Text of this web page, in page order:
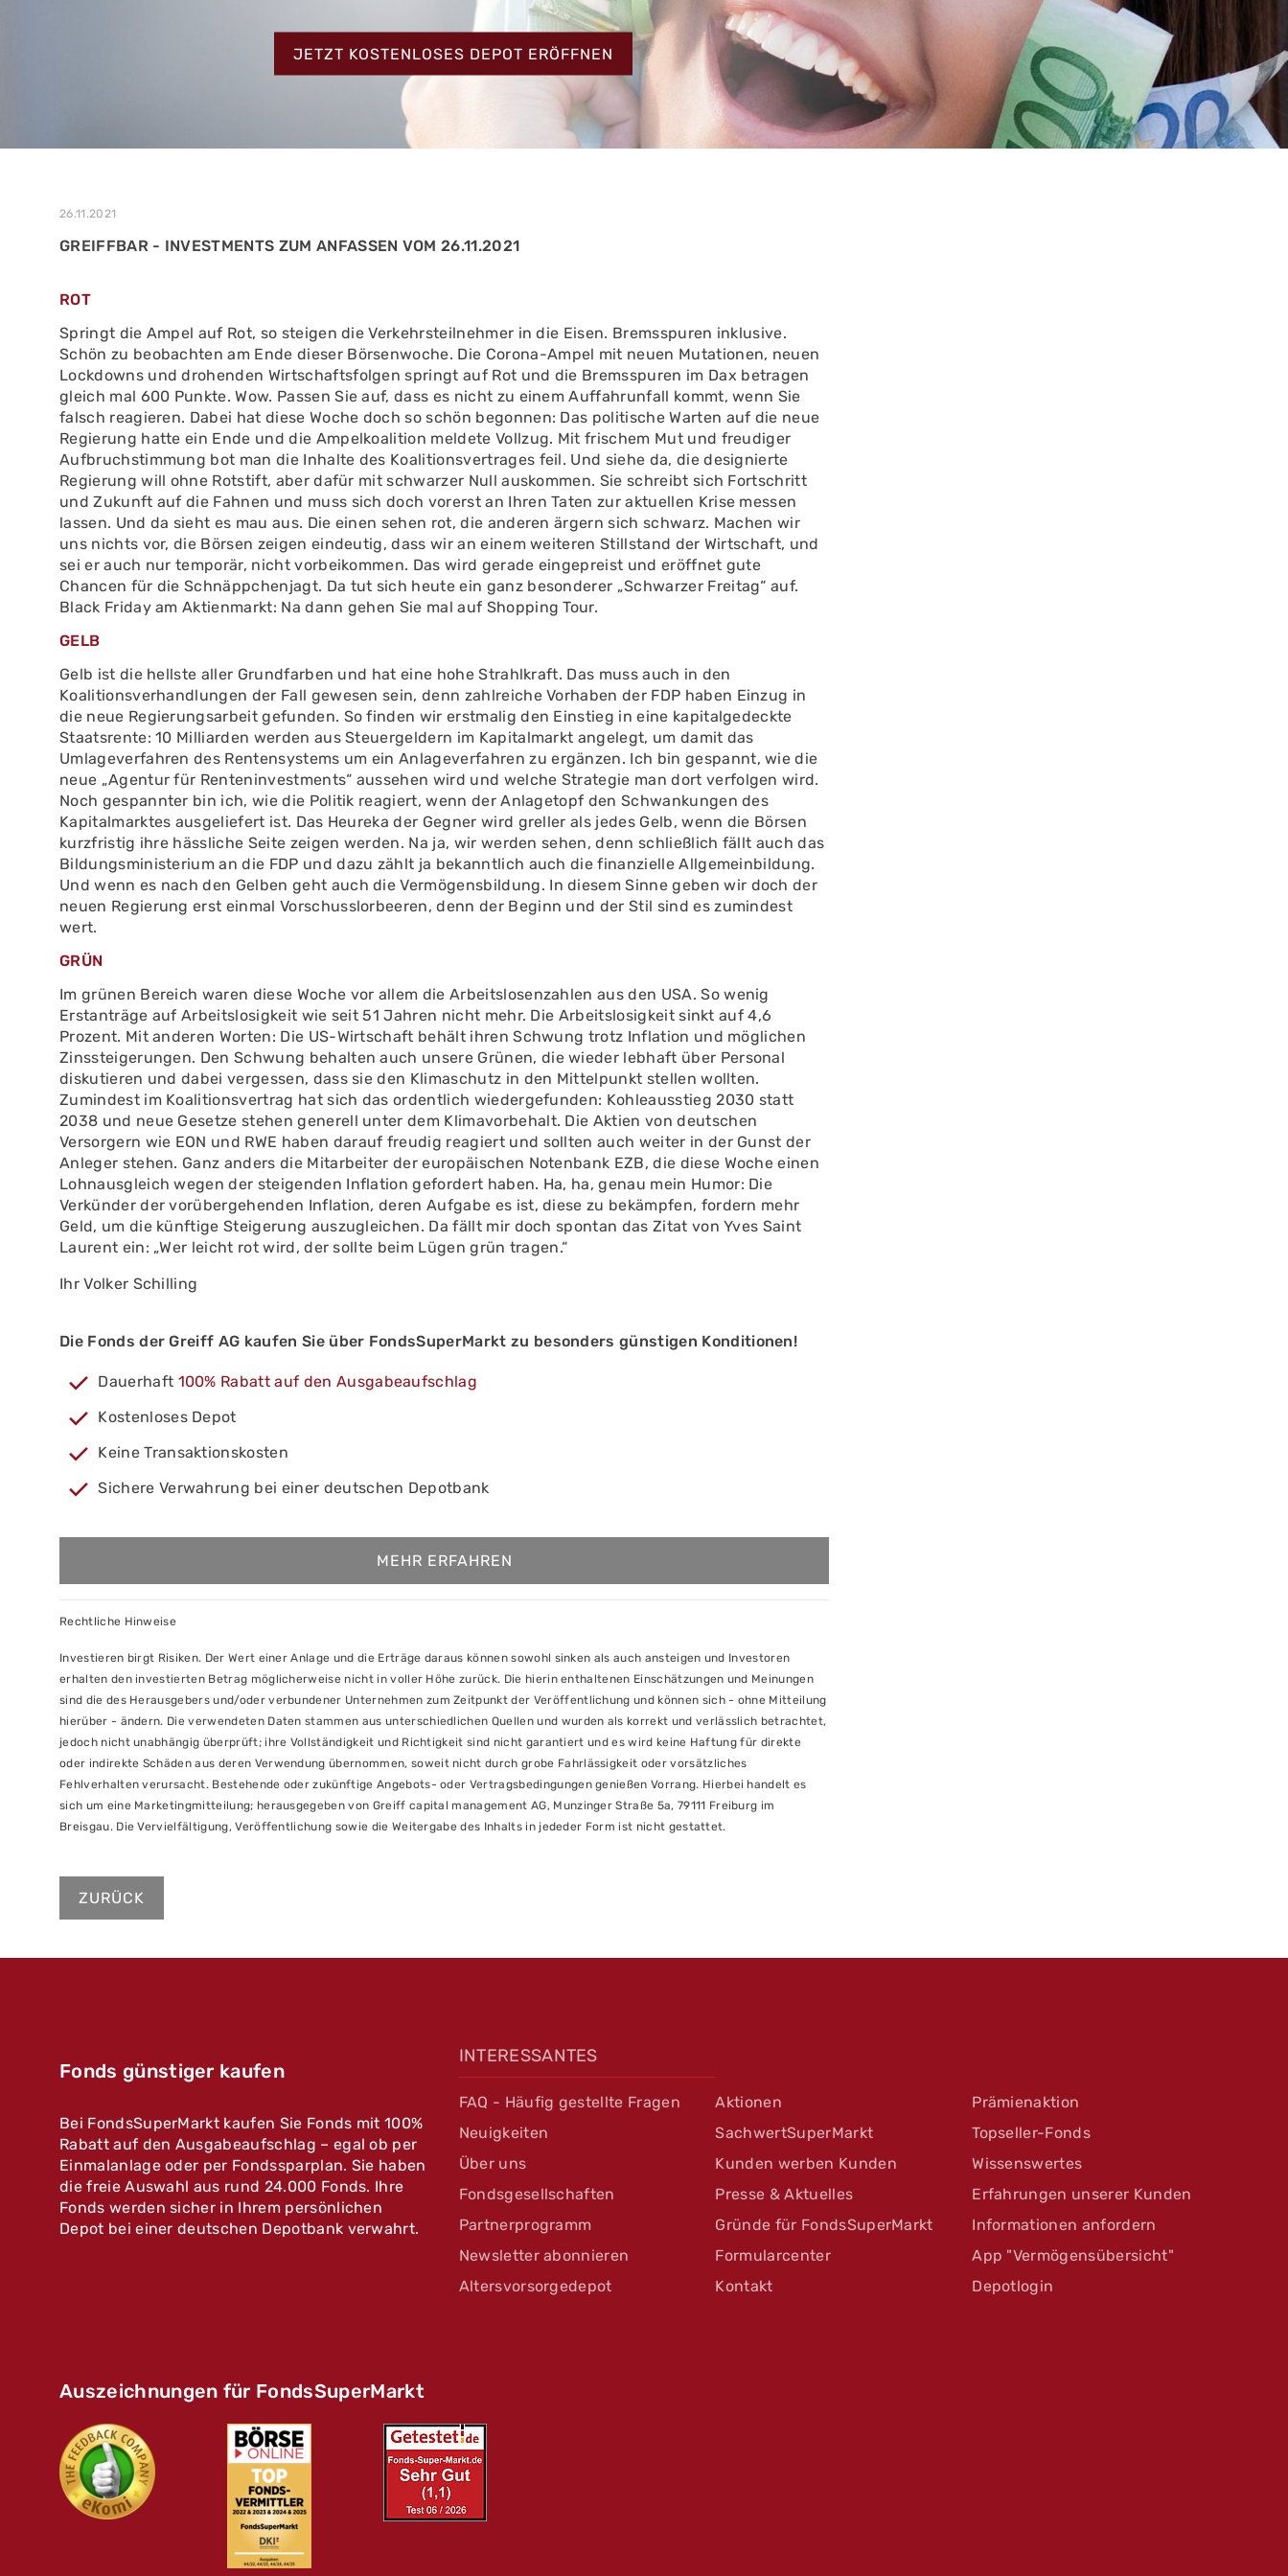
JETZT KOSTENLOSES DEPOT ERÖFFNEN
MEHR ERFAHREN
ZUM TESTBERICHT
MEHR ERFAHREN
26.11.2021
GREIFFBAR - INVESTMENTS ZUM ANFASSEN VOM 26.11.2021
ROT
Springt die Ampel auf Rot, so steigen die Verkehrsteilnehmer in die Eisen. Bremsspuren inklusive.
Schön zu beobachten am Ende dieser Börsenwoche. Die Corona-Ampel mit neuen Mutationen, neuen
Lockdowns und drohenden Wirtschaftsfolgen springt auf Rot und die Bremsspuren im Dax betragen
gleich mal 600 Punkte. Wow. Passen Sie auf, dass es nicht zu einem Auffahrunfall kommt, wenn Sie
falsch reagieren. Dabei hat diese Woche doch so schön begonnen: Das politische Warten auf die neue
Regierung hatte ein Ende und die Ampelkoalition meldete Vollzug. Mit frischem Mut und freudiger
Aufbruchstimmung bot man die Inhalte des Koalitionsvertrages feil. Und siehe da, die designierte
Regierung will ohne Rotstift, aber dafür mit schwarzer Null auskommen. Sie schreibt sich Fortschritt
und Zukunft auf die Fahnen und muss sich doch vorerst an Ihren Taten zur aktuellen Krise messen
lassen. Und da sieht es mau aus. Die einen sehen rot, die anderen ärgern sich schwarz. Machen wir
uns nichts vor, die Börsen zeigen eindeutig, dass wir an einem weiteren Stillstand der Wirtschaft, und
sei er auch nur temporär, nicht vorbeikommen. Das wird gerade eingepreist und eröffnet gute
Chancen für die Schnäppchenjagt. Da tut sich heute ein ganz besonderer „Schwarzer Freitag“ auf.
Black Friday am Aktienmarkt: Na dann gehen Sie mal auf Shopping Tour.
GELB
Gelb ist die hellste aller Grundfarben und hat eine hohe Strahlkraft. Das muss auch in den
Koalitionsverhandlungen der Fall gewesen sein, denn zahlreiche Vorhaben der FDP haben Einzug in
die neue Regierungsarbeit gefunden. So finden wir erstmalig den Einstieg in eine kapitalgedeckte
Staatsrente: 10 Milliarden werden aus Steuergeldern im Kapitalmarkt angelegt, um damit das
Umlageverfahren des Rentensystems um ein Anlageverfahren zu ergänzen. Ich bin gespannt, wie die
neue „Agentur für Renteninvestments“ aussehen wird und welche Strategie man dort verfolgen wird.
Noch gespannter bin ich, wie die Politik reagiert, wenn der Anlagetopf den Schwankungen des
Kapitalmarktes ausgeliefert ist. Das Heureka der Gegner wird greller als jedes Gelb, wenn die Börsen
kurzfristig ihre hässliche Seite zeigen werden. Na ja, wir werden sehen, denn schließlich fällt auch das
Bildungsministerium an die FDP und dazu zählt ja bekanntlich auch die finanzielle Allgemeinbildung.
Und wenn es nach den Gelben geht auch die Vermögensbildung. In diesem Sinne geben wir doch der
neuen Regierung erst einmal Vorschusslorbeeren, denn der Beginn und der Stil sind es zumindest
wert.
GRÜN
Im grünen Bereich waren diese Woche vor allem die Arbeitslosenzahlen aus den USA. So wenig
Erstanträge auf Arbeitslosigkeit wie seit 51 Jahren nicht mehr. Die Arbeitslosigkeit sinkt auf 4,6
Prozent. Mit anderen Worten: Die US-Wirtschaft behält ihren Schwung trotz Inflation und möglichen
Zinssteigerungen. Den Schwung behalten auch unsere Grünen, die wieder lebhaft über Personal
diskutieren und dabei vergessen, dass sie den Klimaschutz in den Mittelpunkt stellen wollten.
Zumindest im Koalitionsvertrag hat sich das ordentlich wiedergefunden: Kohleausstieg 2030 statt
2038 und neue Gesetze stehen generell unter dem Klimavorbehalt. Die Aktien von deutschen
Versorgern wie EON und RWE haben darauf freudig reagiert und sollten auch weiter in der Gunst der
Anleger stehen. Ganz anders die Mitarbeiter der europäischen Notenbank EZB, die diese Woche einen
Lohnausgleich wegen der steigenden Inflation gefordert haben. Ha, ha, genau mein Humor: Die
Verkünder der vorübergehenden Inflation, deren Aufgabe es ist, diese zu bekämpfen, fordern mehr
Geld, um die künftige Steigerung auszugleichen. Da fällt mir doch spontan das Zitat von Yves Saint
Laurent ein: „Wer leicht rot wird, der sollte beim Lügen grün tragen.“
Ihr Volker Schilling
Die Fonds der Greiff AG kaufen Sie über FondsSuperMarkt zu besonders günstigen Konditionen!
Dauerhaft 100% Rabatt auf den Ausgabeaufschlag
Kostenloses Depot
Keine Transaktionskosten
Sichere Verwahrung bei einer deutschen Depotbank
MEHR ERFAHREN
Rechtliche Hinweise
Investieren birgt Risiken. Der Wert einer Anlage und die Erträge daraus können sowohl sinken als auch ansteigen und Investoren
erhalten den investierten Betrag möglicherweise nicht in voller Höhe zurück. Die hierin enthaltenen Einschätzungen und Meinungen
sind die des Herausgebers und/oder verbundener Unternehmen zum Zeitpunkt der Veröffentlichung und können sich - ohne Mitteilung
hierüber - ändern. Die verwendeten Daten stammen aus unterschiedlichen Quellen und wurden als korrekt und verlässlich betrachtet,
jedoch nicht unabhängig überprüft; ihre Vollständigkeit und Richtigkeit sind nicht garantiert und es wird keine Haftung für direkte
oder indirekte Schäden aus deren Verwendung übernommen, soweit nicht durch grobe Fahrlässigkeit oder vorsätzliches
Fehlverhalten verursacht. Bestehende oder zukünftige Angebots- oder Vertragsbedingungen genießen Vorrang. Hierbei handelt es
sich um eine Marketingmitteilung; herausgegeben von Greiff capital management AG, Munzinger Straße 5a, 79111 Freiburg im
Breisgau. Die Vervielfältigung, Veröffentlichung sowie die Weitergabe des Inhalts in jededer Form ist nicht gestattet.
ZURÜCK
Fonds günstiger kaufen
Bei FondsSuperMarkt kaufen Sie Fonds mit 100%
Rabatt auf den Ausgabeaufschlag – egal ob per
Einmalanlage oder per Fondssparplan. Sie haben
die freie Auswahl aus rund 24.000 Fonds. Ihre
Fonds werden sicher in Ihrem persönlichen
Depot bei einer deutschen Depotbank verwahrt.
INTERESSANTES
FAQ - Häufig gestellte Fragen Aktionen
Prämienaktion
Neuigkeiten
SachwertSuperMarkt
Topseller-Fonds
Über uns
Kunden werben Kunden
Wissenswertes
Fondsgesellschaften
Presse & Aktuelles
Erfahrungen unserer Kunden
Partnerprogramm
Gründe für FondsSuperMarkt
Informationen anfordern
Newsletter abonnieren
Formularcenter
App "Vermögensübersicht"
Altersvorsorgedepot
Kontakt Depotlogin
Auszeichnungen für FondsSuperMarkt